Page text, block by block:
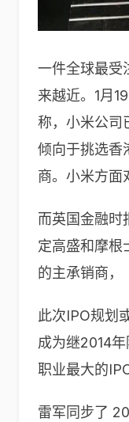
一件全球最受
来越近。1月
称，小米公司
倾向于挑选香
商。小米方面
而英国金融时
定高盛和摩根
的主承销商，
此次IPO规划
成为继2014
职业最大的IPO
雷军同步了